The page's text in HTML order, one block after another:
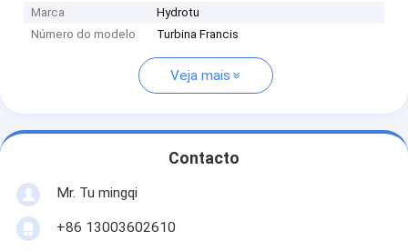
Marca
Hydrotu
Número do modelo
Turbina Francis
Veja mais
Contacto
Mr. Tu mingqi
+86 13003602610